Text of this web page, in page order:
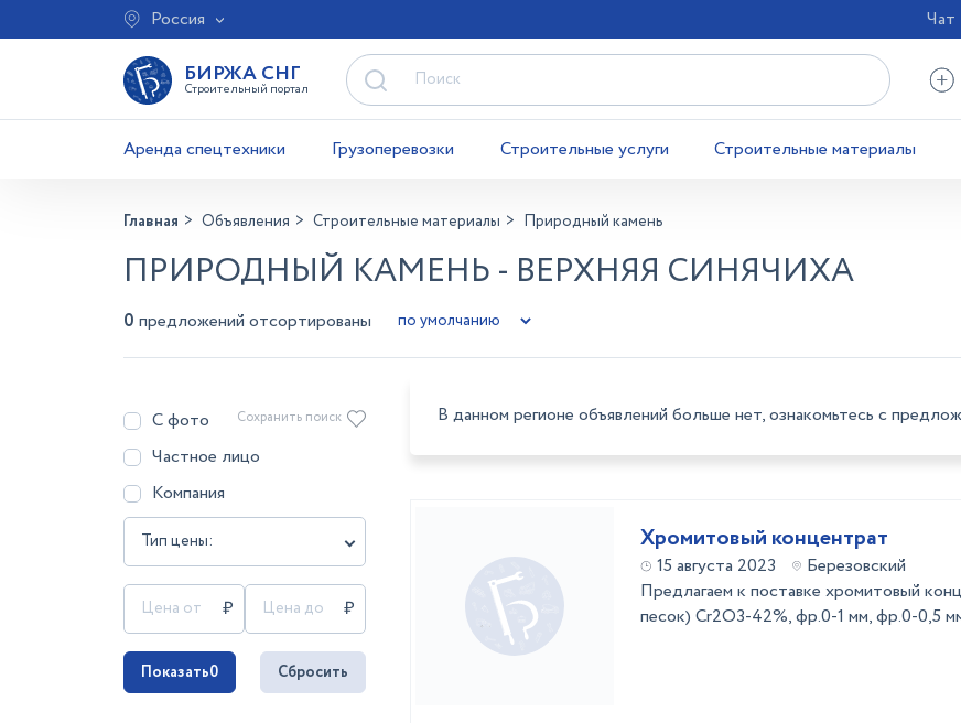
Россия Чат
БИРЖА СНГ
Строительный портал
Аренда спецтехники Грузоперевозки Строительные услуги Строительные материалы
Главная Объявления Строительные материалы Природный камень
ПРИРОДНЫЙ КАМЕНЬ - ВЕРХНЯЯ СИНЯЧИХА
0 предложений отсортированы
С фото
Частное лицо
Компания
Тип цены:
Сохранить поиск
Показать0 Сбросить
В данном регионе объявлений больше нет, ознакомьтесь с
Хромитовый концентрат
15 августа 2023
Березовский
Предлагаем к поставке хромитовый
песок) Cr2O3-42%, фр.0-1 мм, фр.0-0,5